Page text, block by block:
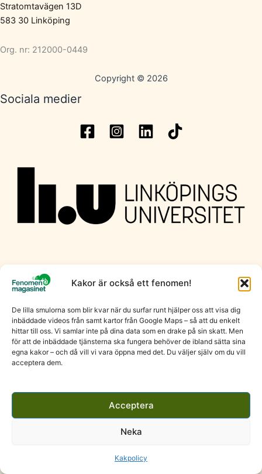
Kakor är också ett fenomen!
De lilla smulorna som blir kvar när du surfar runt hjälper oss att visa dig
inbäddade videos från samt kartor från Google Maps – så att du enkelt
hittar till oss. Vi samlar inte på dina data som en drake på sin skatt. Men
för att de inbäddade tjänsterna ska fungera behöver de ibland sätta sina
egna kakor – och då vill vi vara öppna med det. Du väljer själv om du vill
acceptera dem.
Acceptera
Neka
Kakpolicy
Stratomtavägen 13D
583 30 Linköping
Org. nr: 212000-0449
Copyright © 2026
Sociala medier